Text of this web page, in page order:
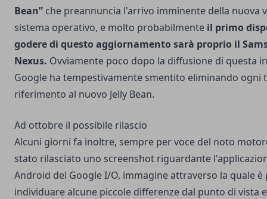
Bean” che preannuncia l'arrivo imminente della nuova
sistema operativo, e molto probabilmente il primo
godere di questo aggiornamento sarà proprio il
Nexus. Ovviamente poco dopo la diffusione di questa
Google ha tempestivamente smentito eliminando ogni
riferimento al nuovo Jelly Bean.
Ad ottobre il possibile rilascio
Alcuni giorni fa inoltre, sempre per voce del noto
stato rilasciato uno screenshot riguardante
Android del Google I/O, immagine attraverso la quale è
individuare alcune piccole differenze dal punto di vista